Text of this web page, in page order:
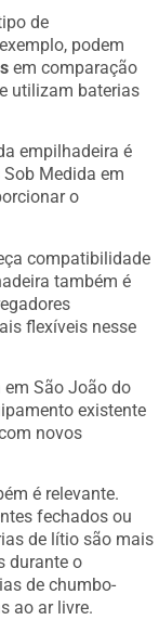
de
podem
em comparação
utilizam baterias
empilhadeira é
Medida em
o
compatibilidade
também é
flexíveis nesse
em São João do
existente
novos
é relevante.
fechados ou
de lítio são mais
durante o
de chumbo-
ao ar livre.